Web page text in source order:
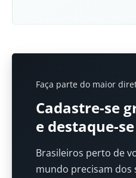
Faça parte do maior
Cadastre-se
e destaque-
Brasileiros perto de
mundo precisam dos